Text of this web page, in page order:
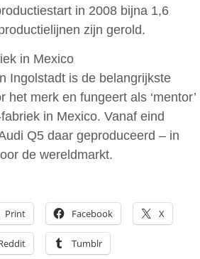
in 2008 bijna 1,6
zijn gerold.
in Mexico
Ingolstadt is de belangrijkste
het merk en fungeert als ‘mentor’
in Mexico. Vanaf eind
Q5 daar geproduceerd – in
de wereldmarkt.
Print Facebook X
Tumblr